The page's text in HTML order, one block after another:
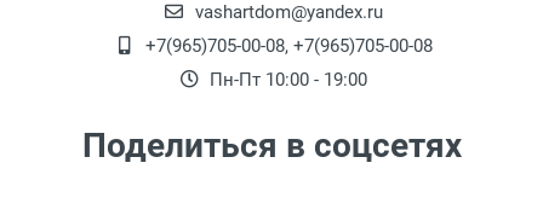
Доставка по Калуге на сумму более 60 000
руб. -
Бесплатно
Доставка г. Обнинск 1450 рублей (до
vashartdom@yandex.ru
+7(965)705-00-08, +7(965)705-00-08
Пн-Пт 10:00 - 19:00
Поделиться в соцсетях